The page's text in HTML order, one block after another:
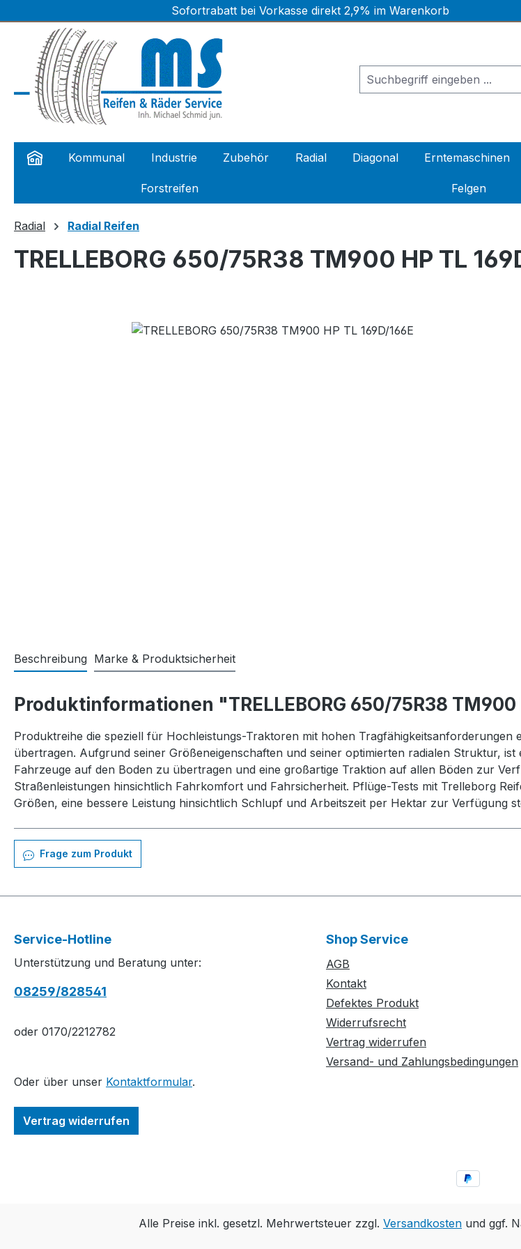
Zur Hauptnavigation springenSofortrabatt bei Vorkasse direkt 2,9% im Warenkorb
Kommunal Industrie Zubehör Radial Diagonal Erntemaschinen
Forstreifen Felgen
Radial Radial Reifen
TRELLEBORG 650/75R38 TM900 HP TL
Bildergalerie überspringen
Beschreibung Marke & Produktsicherheit
Produktinformationen "TRELLEBORG 650/75R38 TM900
Produktreihe die speziell für Hochleistungs-Traktoren mit hohen
übertragen. Aufgrund seiner Größeneigenschaften und seiner optimierten radialen Struktur,
Fahrzeuge auf den Boden zu übertragen und eine großartige Traktion auf allen Böden zur
Straßenleistungen hinsichtlich Fahrkomfort und Fahrsicherheit. Pflüge-Tests mit Trelleborg
Größen, eine bessere Leistung hinsichtlich Schlupf und Arbeitszeit per Hektar zur Verfügung
Frage zum Produkt
Service-Hotline
Unterstützung und Beratung unter:
08259/828541
oder 0170/2212782
Oder über unser Kontaktformular.
Vertrag widerrufen
Shop Service
AGB
Kontakt
Defektes Produkt
Widerrufsrecht
Vertrag widerrufen
Versand- und Zahlungsbedingungen
Alle Preise inkl. gesetzl. Mehrwertsteuer zzgl. Versandkosten und ggf.